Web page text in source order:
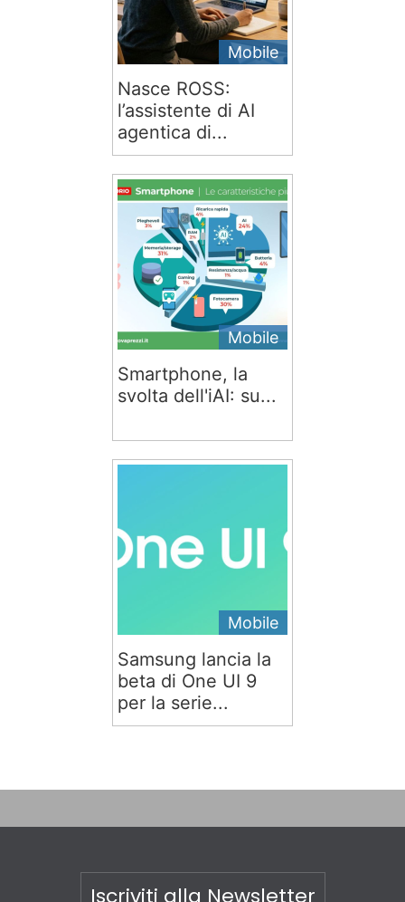
Mobile
Nasce ROSS:
l’assistente di AI
agentica di...
Mobile
Smartphone, la
svolta dell'iAI: su...
Mobile
Samsung lancia la
beta di One UI 9
per la serie...
Iscriviti alla Newsletter